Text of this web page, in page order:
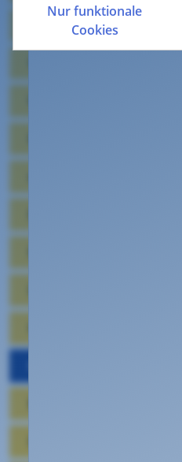
Nur funktionale
Cookies
KTK ON